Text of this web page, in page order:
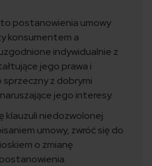
postanowienia umowy
konsumentem a
indywidualnie z
jego prawa i
z dobrymi
jego interesy.
klauzuli niedozwolonej
umowy, zwróć się do
o zmianę